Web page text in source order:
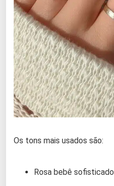
Os tons mais usados são:
Rosa bebê sofisticado